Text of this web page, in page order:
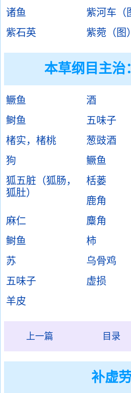
诸鱼
紫河车（
紫石英
紫菀（图）
本草纲目主治
鳜鱼
酒
鲥鱼
五味子
楮实，楮桃
葱豉酒
狗
鳜鱼
狐五脏（狐肠，
狐肚）
栝蒌
鹿角
麻仁
麋角
鲥鱼
柿
苏
乌骨鸡
五味子
虚损
羊皮
上一篇 目录
补虚